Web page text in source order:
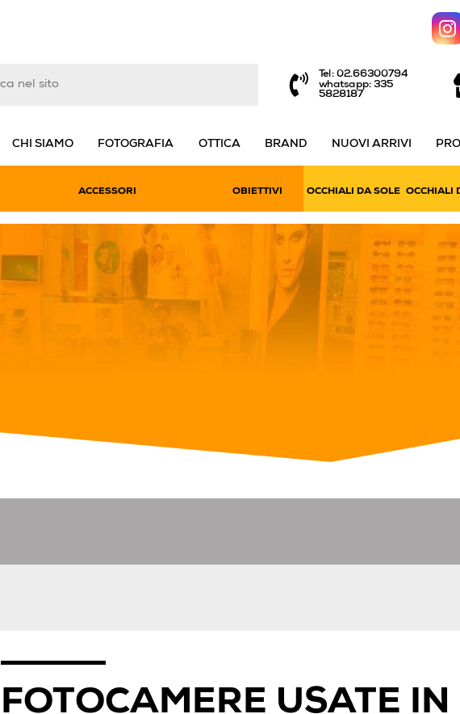
Tel: 02.66300794
whatsapp: 335
5828187
CHI SIAMO FOTOGRAFIA OTTICA BRAND NUOVI ARRIVI
ACCESSORI OBIETTIVI OCCHIALI DA SOLE OCCHIALI
FOTOCAMERE USATE IN